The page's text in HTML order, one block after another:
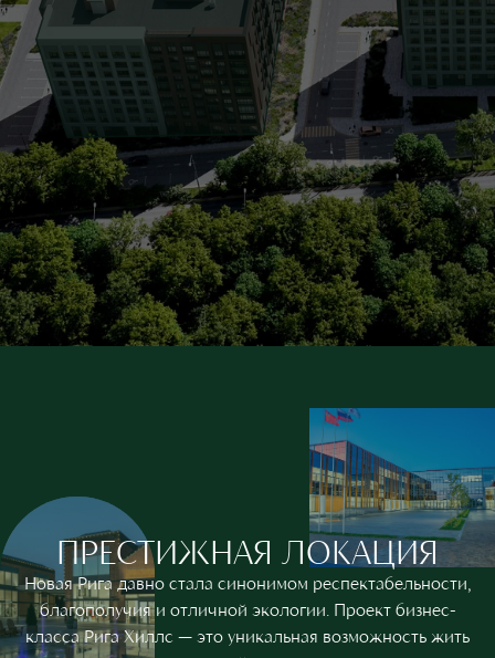
ПРЕСТИЖНАЯ ЛОКАЦИЯ
Новая Рига давно стала синонимом респектабельности,
благополучия и отличной экологии. Проект бизнес-
класса Рига Хиллс — это уникальная возможность жить